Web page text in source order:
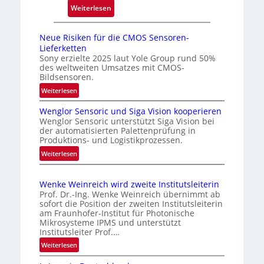
l
a
s
u
n
C
h
n
a
Weiterlesen
L
e
c
h
P
l
u
b
e
i
m
A
u
t
Neue Risiken für die CMOS Sensoren-
Lieferketten
Sony erzielte 2025 laut Yole Group rund 50%
des weltweiten Umsatzes mit CMOS-
Bildsensoren.
Weiterlesen:
N
e
u
e
R
i
s
k
e
n
f
ü
r
d
Wenglor Sensoric und Siga Vision kooperieren
Wenglor Sensoric unterstützt Siga Vision bei
der automatisierten Palettenprüfung in
Produktions- und Logistikprozessen.
Weiterlesen:
W
n
g
l
o
r
e
Wenke Weinreich wird zweite Institutsleiterin
Prof. Dr.-Ing. Wenke Weinreich übernimmt ab
sofort die Position der zweiten Institutsleiterin
am Fraunhofer-Institut für Photonische
Mikrosysteme IPMS und unterstützt
Institutsleiter Prof.…
Weiterlesen:
W